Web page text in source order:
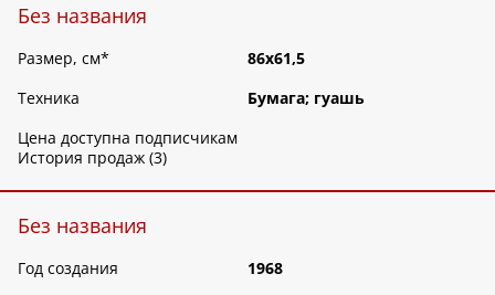
Без названия
Размер, см*
86х61,5
Техника
Бумага; гуашь
Цена доступна подписчикам
История продаж (3)
Без названия
Год создания
1968